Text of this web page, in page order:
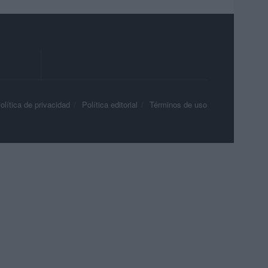
de privacidad Política editorial Términos de uso